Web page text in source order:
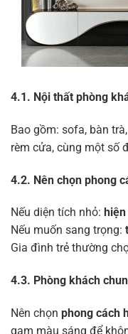
4.1. Nội thất phòng
Bao gồm: sofa, bàn
rèm cửa, cùng một số
4.2. Nên chọn phong
Nếu diện tích nhỏ:
Nếu muốn sang trọng:
Gia đình trẻ thường
4.3. Phòng khách
Nên chọn phong cách
gam màu sáng để